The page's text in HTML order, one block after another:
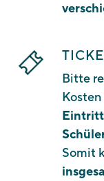
Bitte
Somit